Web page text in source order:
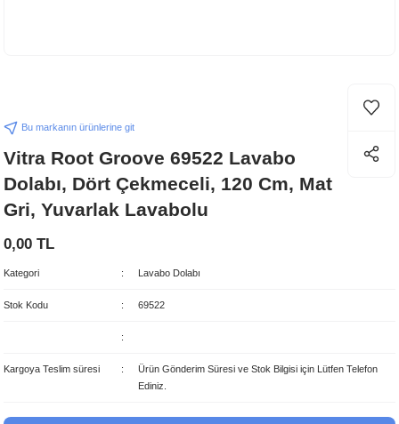
Bu markanın ürünlerine git
Vitra Root Groove 69522 Lavabo
Dolabı, Dört Çekmeceli, 120 Cm, Mat
Gri, Yuvarlak Lavabolu
0,00 TL
Kategori Lavabo Dolabı
Stok Kodu 69522
Kargoya Teslim süresi
Ürün Gönderim Süresi ve Stok Bilgisi için Lütfen Telefon
Ediniz.